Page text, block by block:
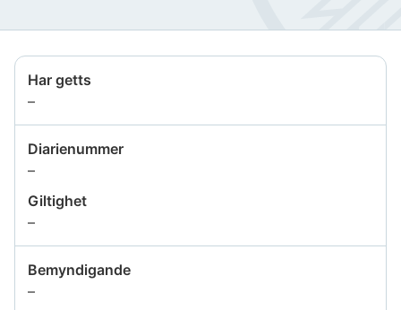
Har getts
–Uppgiften
är
inte
Diarienummer
–Uppgiften
inte
Giltighet
–Uppgiften
är
inte
Bemyndigande
–Uppgiften